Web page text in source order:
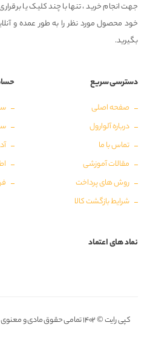
جهت انجام خرید ، تنها با چند کلیک یا
خود محصول مورد نظر را به طور عمده و
بگیرید.
دسترسی سریع
صفحه اصلی
درباره آلوارول
تماس با ما
مقالات آموزشی
روش های پرداخت
شرایط بازگشت کالا
نماد های اعتماد
کپی رایت © ۱۴۰۲ تمامی حقوق مادی و معنوی سایت محفوظ است.